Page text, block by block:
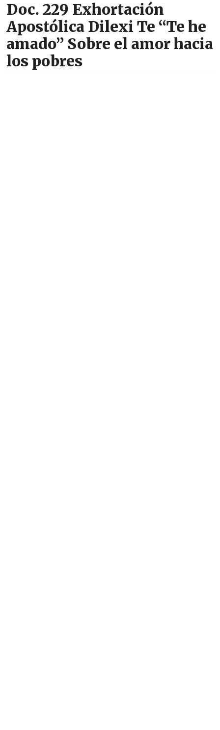
Doc. 229 Exhortación
Apostólica Dilexi Te “Te he
amado” Sobre el amor hacia
los pobres